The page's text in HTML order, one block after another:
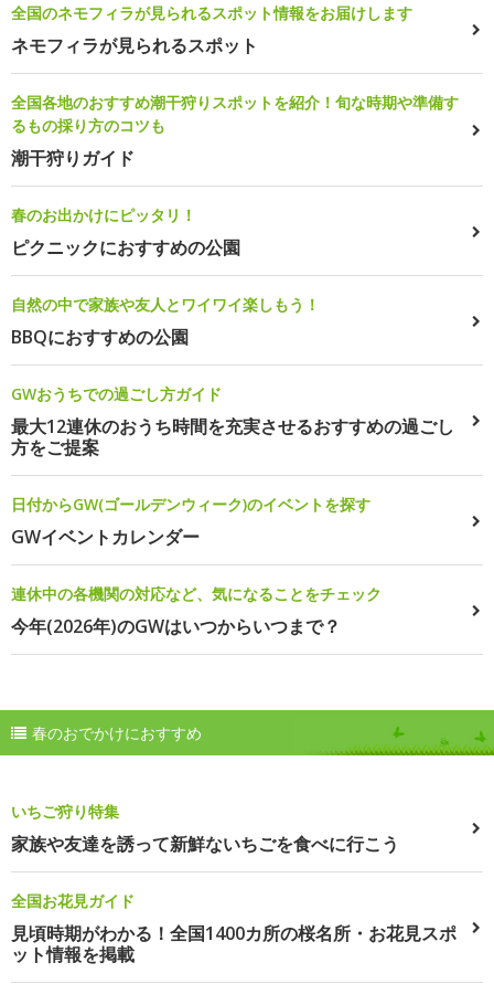
全国のネモフィラが見られるスポット情報をお届けします
ネモフィラが見られるスポット
全国各地のおすすめ潮干狩りスポットを紹介！旬な時期や準備す
るもの採り方のコツも
潮干狩りガイド
春のお出かけにピッタリ！
ピクニックにおすすめの公園
自然の中で家族や友人とワイワイ楽しもう！
BBQにおすすめの公園
GWおうちでの過ごし方ガイド
最大12連休のおうち時間を充実させるおすすめの過ごし
方をご提案
日付からGW(ゴールデンウィーク)のイベントを探す
GWイベントカレンダー
連休中の各機関の対応など、気になることをチェック
今年(2026年)のGWはいつからいつまで？
春のおでかけにおすすめ
いちご狩り特集
家族や友達を誘って新鮮ないちごを食べに行こう
全国お花見ガイド
見頃時期がわかる！全国1400カ所の桜名所・お花見スポ
ット情報を掲載